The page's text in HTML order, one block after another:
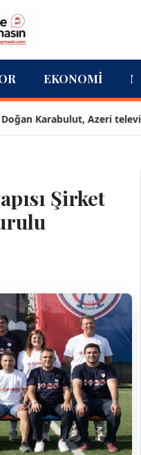
EKONOMI
Karabulut, Azeri
Şirket